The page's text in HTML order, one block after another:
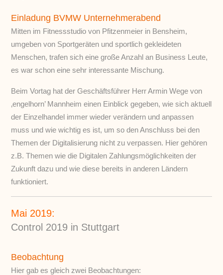
Einladung BVMW Unternehmerabend
Mitten im Fitnessstudio von Pfitzenmeier in Bensheim,
umgeben von Sportgeräten und sportlich gekleideten
Menschen, trafen sich eine große Anzahl an Business Leute,
es war schon eine sehr interessante Mischung.
Beim Vortag hat der Geschäftsführer Herr Armin Wege von
‚engelhorn’ Mannheim einen Einblick gegeben, wie sich aktuell
der Einzelhandel immer wieder verändern und anpassen
muss und wie wichtig es ist, um so den Anschluss bei den
Themen der Digitalisierung nicht zu verpassen. Hier gehören
z.B. Themen wie die Digitalen Zahlungsmöglichkeiten der
Zukunft dazu und wie diese bereits in anderen Ländern
funktioniert.
Mai 2019:
Control 2019 in Stuttgart
Beobachtung
Hier gab es gleich zwei Beobachtungen: